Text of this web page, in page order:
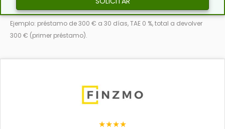
Ejemplo: préstamo de 300 € a 30 días, TAE 0 %, total a devolver
300 € (primer préstamo).
★★★★